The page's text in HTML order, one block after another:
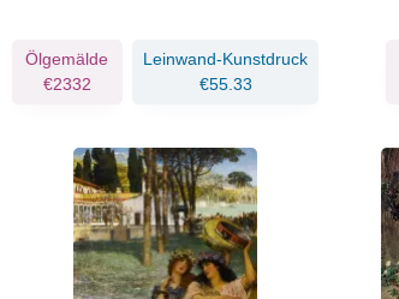
Ölgemälde
€2332
Leinwand-Kunstdruck
€55.33